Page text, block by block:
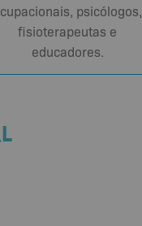
psicólogos,
fisioterapeutas e
educadores.